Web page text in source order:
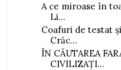
A ce miroase în
Li...
Coafuri de testat
Crăc...
ÎN CĂUTAREA
CIVILIZAȚI...